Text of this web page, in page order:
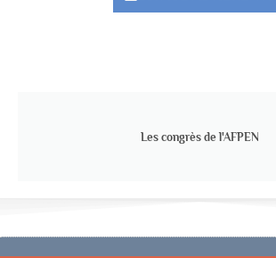
Les congrès de l'AFPEN